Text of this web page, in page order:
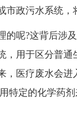
政污水系统，
?这背后涉及
用于区分普
医疗废水会
特定的化学药